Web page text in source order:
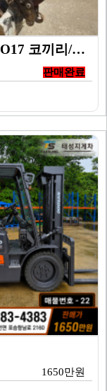
얀마/굴삭기/1.7톤 미니굴삭기/VIO17 코끼리/20…
판매완료
1650만원